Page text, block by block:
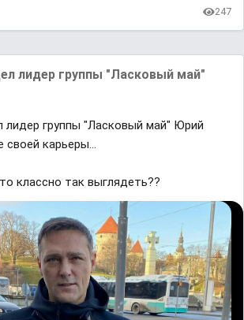
247
лидep гpyппы "Лacкoвый мaй"
лидep гpyппы "Лacкoвый мaй" Юpий
cвoeй кapьepы...
классно так выглядеть??